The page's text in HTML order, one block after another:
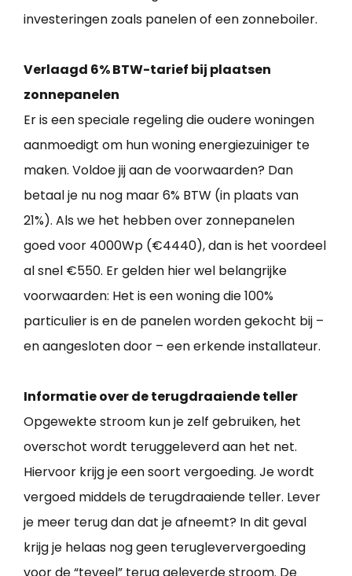
investeringen zoals panelen of een zonneboiler.
Verlaagd 6% BTW-tarief bij plaatsen
zonnepanelen
Er is een speciale regeling die oudere woningen
aanmoedigt om hun woning energiezuiniger te
maken. Voldoe jij aan de voorwaarden? Dan
betaal je nu nog maar 6% BTW (in plaats van
21%). Als we het hebben over zonnepanelen
goed voor 4000Wp (€4440), dan is het voordeel
al snel €550. Er gelden hier wel belangrijke
voorwaarden: Het is een woning die 100%
particulier is en de panelen worden gekocht bij –
en aangesloten door – een erkende installateur.
Informatie over de terugdraaiende teller
Opgewekte stroom kun je zelf gebruiken, het
overschot wordt teruggeleverd aan het net.
Hiervoor krijg je een soort vergoeding. Je wordt
vergoed middels de terugdraaiende teller. Lever
je meer terug dan dat je afneemt? In dit geval
krijg je helaas nog geen terugleververgoeding
voor de “teveel” terug geleverde stroom. De